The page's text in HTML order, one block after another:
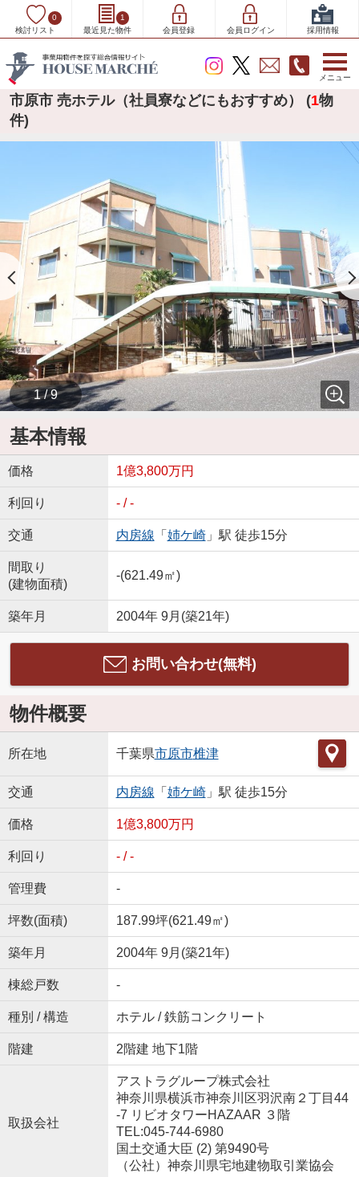
検討リスト
0
最近見た物件
1
会員登録
会員ログイン 採用情報
メニュー
市原市 売ホテル（社員寮などにもおすすめ） (1物
件)
1 / 9
基本情報
価格 1億3,800万円
利回り - / -
交通 内房線 「 姉ケ崎」駅 徒歩15分
間取り
(建物面積)
-(621.49㎡)
築年月 2004年 9月(築21年)
お問い合わせ(無料)
物件概要
所在地 千葉県市原市椎津
交通 内房線 「 姉ケ崎」駅 徒歩15分
価格 1億3,800万円
利回り - / -
管理費 -
坪数(面積) 187.99坪(621.49㎡)
築年月 2004年 9月(築21年)
棟総戸数 -
種別 / 構造 ホテル / 鉄筋コンクリート
階建 2階建 地下1階
取扱会社
アストラグループ株式会社
神奈川県横浜市神奈川区羽沢南２丁目44
-7 リビオタワーHAZAAR ３階
TEL:045-744-6980
国土交通大臣 (2) 第9490号
（公社）神奈川県宅地建物取引業協会